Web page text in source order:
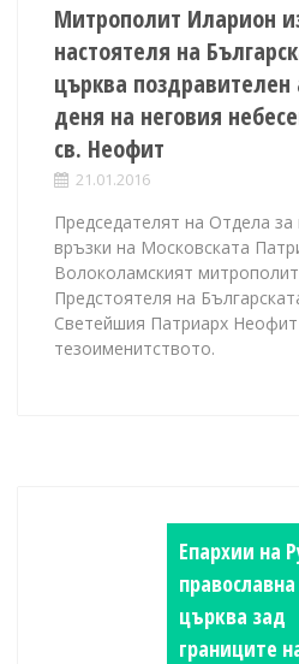
Митрополит Иларион
настоятеля на
църква поздравителен
деня на неговия
св. Неофит
21.01.2016
Председателят на Отдела
връзки на Московската
Волоколамският
Предстоятеля на
Светейшия Патриарх Неофит
тезоименитството.
Епархии на
православна
църква зад
границите